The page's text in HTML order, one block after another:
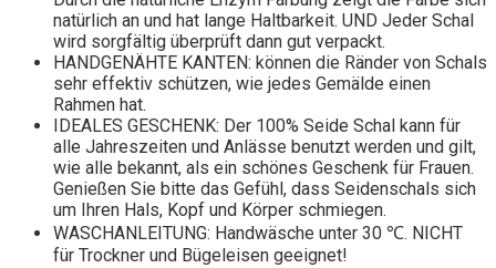
natürlich an und hat lange Haltbarkeit. UND Jeder Schal
wird sorgfältig überprüft dann gut verpackt.
HANDGENÄHTE KANTEN: können die Ränder von Schals
sehr effektiv schützen, wie jedes Gemälde einen
Rahmen hat.
IDEALES GESCHENK: Der 100% Seide Schal kann für
alle Jahreszeiten und Anlässe benutzt werden und gilt,
wie alle bekannt, als ein schönes Geschenk für Frauen.
Genießen Sie bitte das Gefühl, dass Seidenschals sich
um Ihren Hals, Kopf und Körper schmiegen.
WASCHANLEITUNG: Handwäsche unter 30 ℃. NICHT
für Trockner und Bügeleisen geeignet!